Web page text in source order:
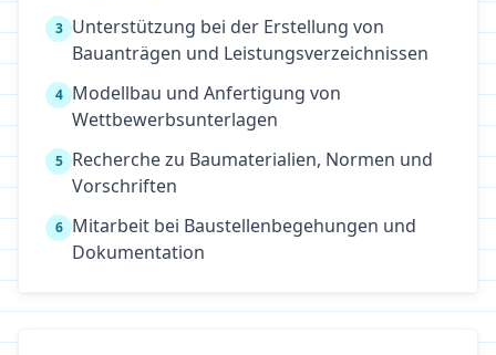
3 Unterstützung bei der Erstellung von
Bauanträgen und Leistungsverzeichnissen
4 Modellbau und Anfertigung von
Wettbewerbsunterlagen
5 Recherche zu Baumaterialien, Normen und
Vorschriften
6 Mitarbeit bei Baustellenbegehungen und
Dokumentation